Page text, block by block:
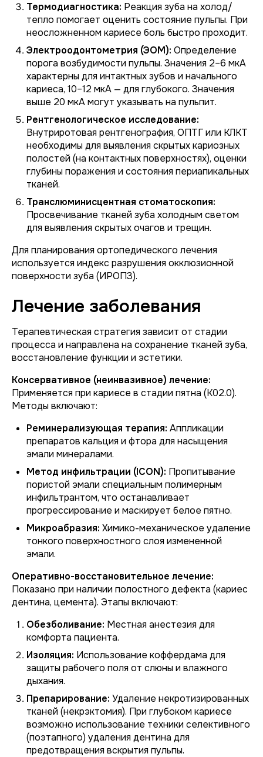
Термодиагностика: Реакция зуба на холод/
тепло помогает оценить состояние пульпы. При
неосложненном кариесе боль быстро проходит.
Электроодонтометрия (ЭОМ): Определение
порога возбудимости пульпы. Значения 2–6 мкА
характерны для интактных зубов и начального
кариеса, 10–12 мкА — для глубокого. Значения
выше 20 мкА могут указывать на пульпит.
Рентгенологическое исследование:
Внутриротовая рентгенография, ОПТГ или КЛКТ
необходимы для выявления скрытых кариозных
полостей (на контактных поверхностях), оценки
глубины поражения и состояния периапикальных
тканей.
Транслюминисцентная стоматоскопия:
Просвечивание тканей зуба холодным светом
для выявления скрытых очагов и трещин.
Для планирования ортопедического лечения
используется индекс разрушения окклюзионной
поверхности зуба (ИРОПЗ).
Лечение заболевания
Терапевтическая стратегия зависит от стадии
процесса и направлена на сохранение тканей зуба,
восстановление функции и эстетики.
Консервативное (неинвазивное) лечение:
Применяется при кариесе в стадии пятна (K02.0).
Методы включают:
Реминерализующая терапия: Аппликации
препаратов кальция и фтора для насыщения
эмали минералами.
Метод инфильтрации (ICON): Пропитывание
пористой эмали специальным полимерным
инфильтрантом, что останавливает
прогрессирование и маскирует белое пятно.
Микроабразия: Химико-механическое удаление
тонкого поверхностного слоя измененной
эмали.
Оперативно-восстановительное лечение:
Показано при наличии полостного дефекта (кариес
дентина, цемента). Этапы включают:
Обезболивание: Местная анестезия для
комфорта пациента.
Изоляция: Использование коффердама для
защиты рабочего поля от слюны и влажного
дыхания.
Препарирование: Удаление некротизированных
тканей (некрэктомия). При глубоком кариесе
возможно использование техники селективного
(поэтапного) удаления дентина для
предотвращения вскрытия пульпы.